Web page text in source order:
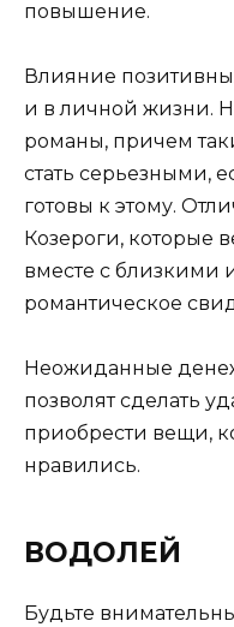
повышение.
Влияние
и в личной жизни.
романы, причем
стать серьезными,
готовы к этому.
Козероги, которые
вместе с близкими
романтическое
Неожиданные
позволят сделать
приобрести вещи,
нравились.
ВОДОЛЕЙ
Будьте